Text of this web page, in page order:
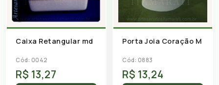
Caixa Retangular md
Cód: 0042
R$ 13,27
Porta Joia Coração M
Cód: 0883
R$ 13,24